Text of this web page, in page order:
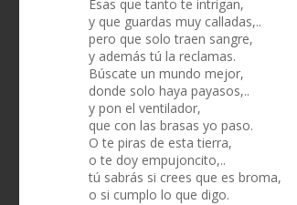
Esas que tanto te intrigan,
y que guardas muy calladas,..
pero que solo traen sangre,
y además tú la reclamas.
Búscate un mundo mejor,
donde solo haya payasos,..
y pon el ventilador,
que con las brasas yo paso.
O te piras de esta tierra,
o te doy empujoncito,..
tú sabrás si crees que es broma,
o si cumplo lo que digo.